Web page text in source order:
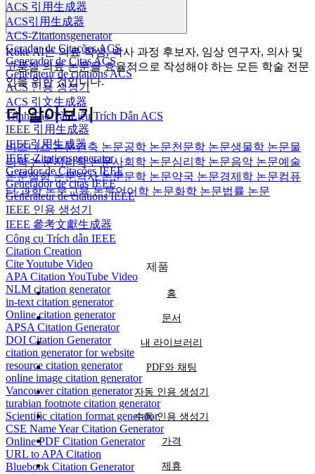
ACS 引用生成器
ACS引用生成器
ACS-Zitationsgenerator
Gerador de Citações ACS
Generador de Citas ACS
Générateur de citations ACS
ACS 인용 생성기
ACS 引文生成器
Trình Tạo Tài Liệu Trích Dẫn ACS
IEEE 引用生成器
IEEE引用生成器
IEEE-Zitationsgenerator
Gerador de Citações IEEE
Generador de citas IEEE
Générateur de citations IEEE
IEEE 인용 생성기
IEEE 參考文獻生成器
Công cụ Trích dẫn IEEE
Citation Creation
Cite Youtube Video
APA Citation YouTube Video
NLM citation generator
in-text citation generator
Online citation generator
APSA Citation Generator
DOI Citation Generator
citation generator for website
resource citation generator
online image citation generator
Vancouver citation generator
turabian footnote citation generator
Scientific citation format generator
CSE Name Year Citation Generator
Online PDF Citation Generator
URL to APA Citation
Bluebook Citation Generator
Koke AI는 의료 학생, 박사 과정 후보자, 임상 연구자, 의사 및
고품질 의료 논문을 효율적으로 작성해야 하는 모든 학술 전문
인을 위한 것입니다.
더 알아보기
비즈니스 논문건축 논문공학 논문천문학 논문생물학 논문물
리학 논문지리학 논문사회학 논문심리학 논문음악 논문예술
논문철학 논문역사 논문문학 논문약국 논문경제학 논문컴퓨
터 과학 논문교육 논문언어학 논문화학 논문법률 논문
제품
홈
문서
내 라이브러리
PDF와 채팅
자동 인용 생성기
수동 인용 생성기
가격
제휴